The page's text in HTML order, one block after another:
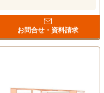
お問合せ・資料請求